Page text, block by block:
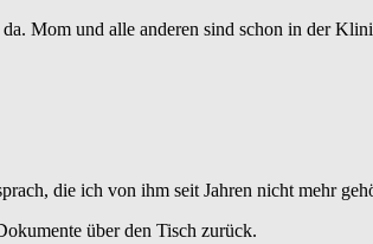
Mom und alle anderen sind schon in der
die ich von ihm seit Jahren nicht mehr
über den Tisch zurück.